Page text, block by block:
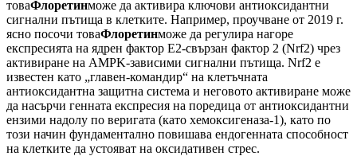
товаФлоретинможе да активира ключови антиоксидантни
сигнални пътища в клетките. Например, проучване от 2019 г.
ясно посочи товаФлоретинможе да регулира нагоре
експресията на ядрен фактор E2-свързан фактор 2 (Nrf2) чрез
активиране на AMPK-зависими сигнални пътища. Nrf2 е
известен като „главен-командир“ на клетъчната
антиоксидантна защитна система и неговото активиране може
да насърчи генната експресия на поредица от антиоксидантни
ензими надолу по веригата (като хемоксигеназа-1), като по
този начин фундаментално повишава ендогенната способност
на клетките да устояват на оксидативен стрес.